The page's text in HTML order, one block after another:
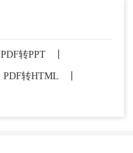
PDF转PPT
PDF转HTML